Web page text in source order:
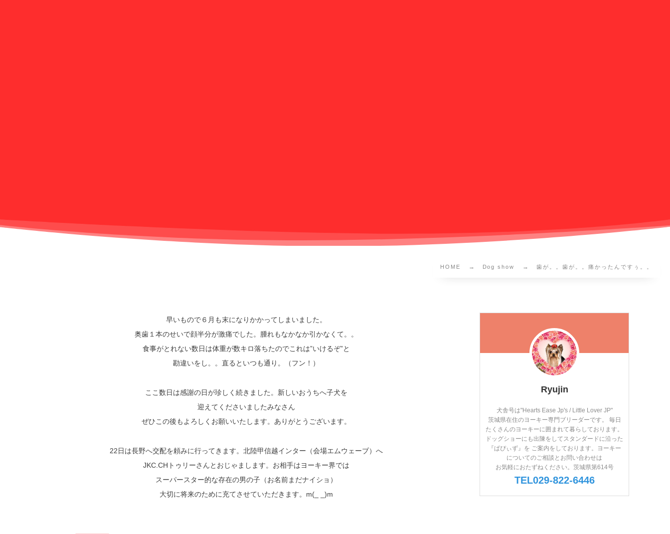
HOME Dog show 歯が。。歯が。。痛かったんですぅ。。
早いもので６月も末になりかかってしまいました。
奥歯１本のせいで顔半分が激痛でした。腫れもなかなか引かなくて。。
食事がとれない数日は体重が数キロ落ちたのでこれは”いけるぞ”と
勘違いをし。。直るといつも通り。（フン！）
ここ数日は感謝の日が珍しく続きました。新しいおうちへ子犬を
迎えてくださいましたみなさん
ぜひこの後もよろしくお願いいたします。ありがとうございます。
22日は長野へ交配を頼みに行ってきます。北陸甲信越インター（会場エムウェーブ）へ
JKC.CHトゥリーさんとおじゃまします。お相手はヨーキー界では
スーパースター的な存在の男の子（お名前まだナイショ）
大切に将来のために充てさせていただきます。m(_ _)m
Ryujin
犬舎号は"Hearts Ease Jp's / Little Lover JP"
茨城県在住のヨーキー専門ブリーダーです。 毎日
たくさんのヨーキーに囲まれて暮らしております。
ドッグショーにも出陳をしてスタンダードに沿った
『ぱぴぃず』を ご案内をしております。ヨーキー
についてのご相談とお問い合わせは
お気軽におたずねください。茨城県第614号
TEL029-822-6446